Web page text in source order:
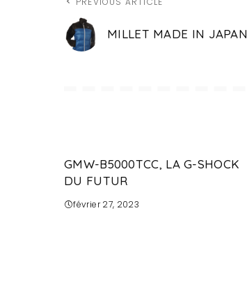
MILLET MADE IN JAPAN
GMW-B5000TCC, LA G-SHOCK
DU FUTUR
février 27, 2023